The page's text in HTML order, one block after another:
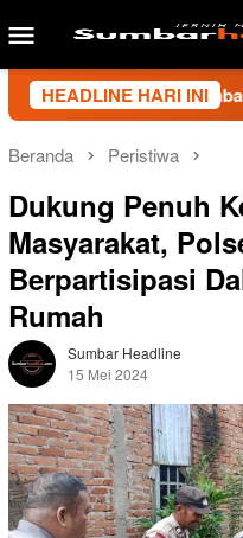
ke
Menu
Mobile
HEADLINE HARI INI
Sumbar Kecam
Beranda Peristiwa
Dukung Penuh
Masyarakat,
Berpartisipasi
Rumah
Sumbar Headline
15 Mei 2024